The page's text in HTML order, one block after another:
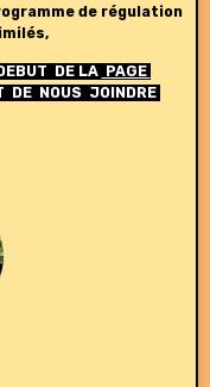
de régulation
DE LA PAGE
DE NOUS JOINDRE